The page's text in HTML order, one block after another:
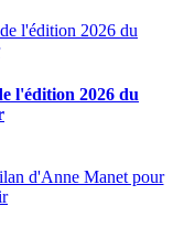
l'édition 2026 du